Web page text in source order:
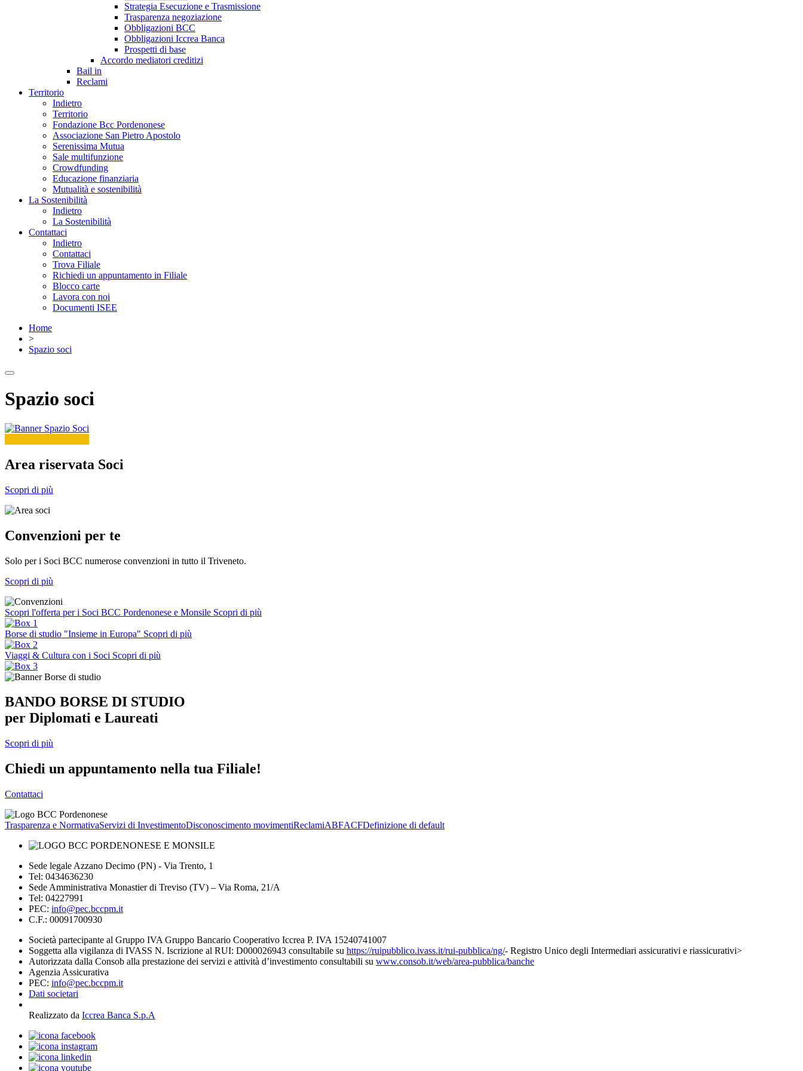
Strategia Esecuzione e Trasmissione
Trasparenza negoziazione
Obbligazioni BCC
Obbligazioni Iccrea Banca
Prospetti di base
Accordo mediatori creditizi
Bail in
Reclami
Territorio
Indietro
Territorio
Fondazione Bcc Pordenonese
Associazione San Pietro Apostolo
Serenissima Mutua
Sale multifunzione
Crowdfunding
Educazione finanziaria
Mutualità e sostenibilità
La Sostenibilità
Indietro
La Sostenibilità
Contattaci
Indietro
Contattaci
Trova Filiale
Richiedi un appuntamento in Filiale
Blocco carte
Lavora con noi
Documenti ISEE
Home
>
Spazio soci
Spazio soci
Area riservata Soci
Scopri di più
Convenzioni per te
Solo per i Soci BCC numerose convenzioni in tutto il Triveneto.
Scopri di più
Scopri l'offerta per i Soci BCC Pordenonese e Monsile Scopri di più
Borse di studio "Insieme in Europa" Scopri di più
Viaggi & Cultura con i Soci Scopri di più
BANDO BORSE DI STUDIO
per Diplomati e Laureati
Scopri di più
Chiedi un appuntamento nella tua Filiale!
Contattaci
Trasparenza e NormativaServizi di InvestimentoDisconoscimento movimentiReclamiABFACFDefinizione di default
Sede legale Azzano Decimo (PN) - Via Trento, 1
Tel: 0434636230
Sede Amministrativa Monastier di Treviso (TV) – Via Roma, 21/A
Tel: 04227991
PEC: info@pec.bccpm.it
C.F.: 00091700930
Società partecipante al Gruppo IVA Gruppo Bancario Cooperativo Iccrea P. IVA 15240741007
Soggetta alla vigilanza di IVASS N. Iscrizione al RUI: D000026943 consultabile su https://ruipubblico.ivass.it/rui-pubblica/ng/- Registro Unico degli Intermediari assicurativi e riassicurativi>
Autorizzata dalla Consob alla prestazione dei servizi e attività d’investimento consultabili su www.consob.it/web/area-pubblica/banche
Agenzia Assicurativa
PEC: info@pec.bccpm.it
Dati societari
Realizzato da Iccrea Banca S.p.A